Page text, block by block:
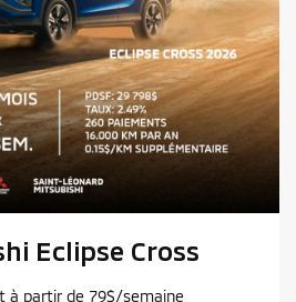
Eclipse Cross
à partir de 79$/semaine